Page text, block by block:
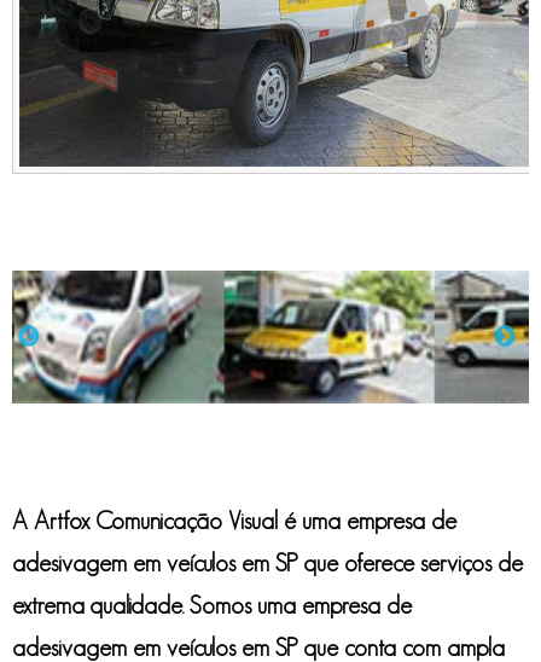
A Artfox Comunicação Visual é uma empresa de
adesivagem em veículos em SP que oferece serviços de
extrema qualidade. Somos uma empresa de
adesivagem em veículos em SP que conta com ampla